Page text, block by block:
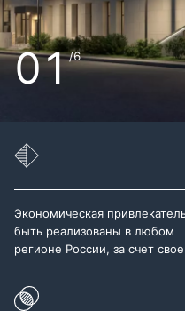
01/6
Экономическая
быть реализованы в любом
регионе России, за счет